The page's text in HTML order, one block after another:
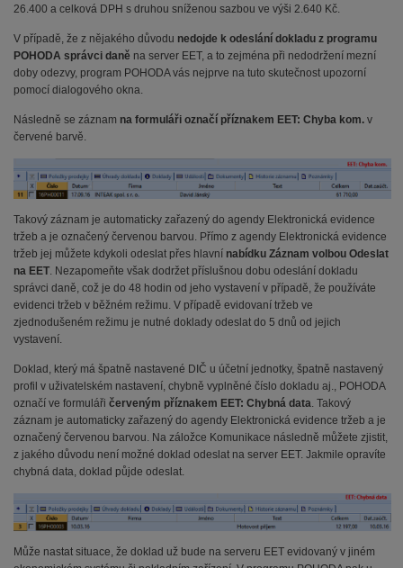
26.400 a celková DPH s druhou sníženou sazbou ve výši 2.640 Kč.
V případě, že z nějakého důvodu nedojde k odeslání dokladu z programu
POHODA správci daně na server EET, a to zejména při nedodržení mezní
doby odezvy, program POHODA vás nejprve na tuto skutečnost upozorní
pomocí dialogového okna.
Následně se záznam na formuláři označí příznakem EET: Chyba kom. v
červené barvě.
Takový záznam je automaticky zařazený do agendy Elektronická evidence
tržeb a je označený červenou barvou. Přímo z agendy Elektronická evidence
tržeb jej můžete kdykoli odeslat přes hlavní nabídku Záznam volbou Odeslat
na EET . Nezapomeňte však dodržet příslušnou dobu odeslání dokladu
správci daně, což je do 48 hodin od jeho vystavení v případě, že používáte
evidenci tržeb v běžném režimu. V případě evidovaní tržeb ve
zjednodušeném režimu je nutné doklady odeslat do 5 dnů od jejich
vystavení.
Doklad, který má špatně nastavené DIČ u účetní jednotky, špatně nastavený
profil v uživatelském nastavení, chybně vyplněné číslo dokladu aj., POHODA
označí ve formuláři červeným příznakem EET: Chybná data . Takový
záznam je automaticky zařazený do agendy Elektronická evidence tržeb a je
označený červenou barvou. Na záložce Komunikace následně můžete zjistit,
z jakého důvodu není možné doklad odeslat na server EET. Jakmile opravíte
chybná data, doklad půjde odeslat.
Může nastat situace, že doklad už bude na serveru EET evidovaný v jiném